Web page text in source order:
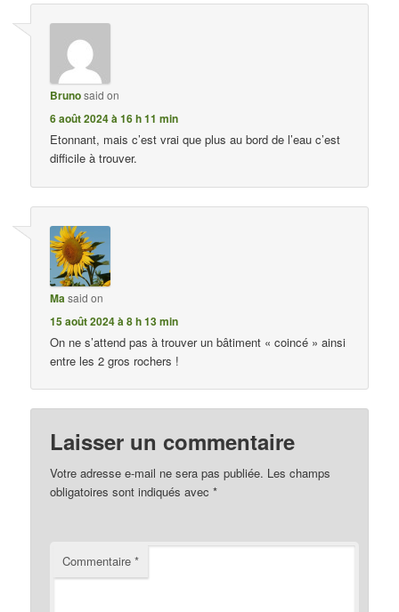
Brunosaid on
6 août 2024 à 16 h 11 min
Etonnant, mais c’est vrai que plus au bord de l’eau c’est
difficile à trouver.
Masaid on
15 août 2024 à 8 h 13 min
On ne s’attend pas à trouver un bâtiment « coincé » ainsi
entre les 2 gros rochers !
Laisser un commentaire
Votre adresse e-mail ne sera pas publiée. Les champs
obligatoires sont indiqués avec*
Commentaire*